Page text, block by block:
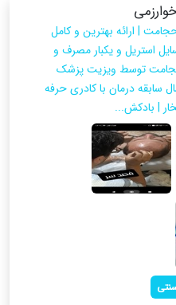
| ارائه بهترین و کامل
استریل و یکبار مصرف و
توسط ویزیت پزشک
با ۲۰ سال سابقه درمان با کادری حرفه
| بادکش...